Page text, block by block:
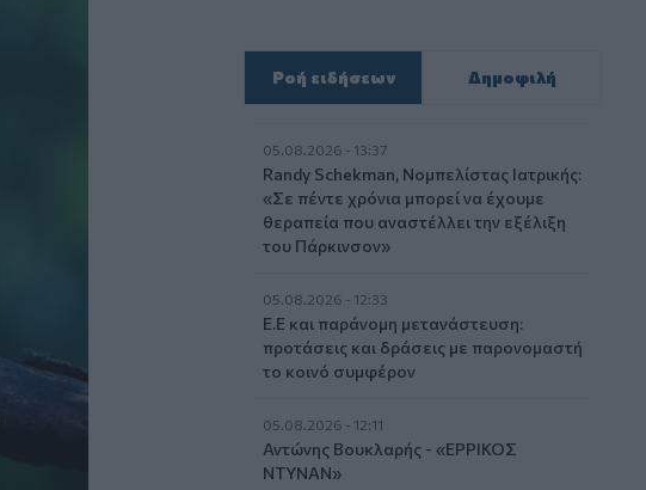
Ροή ειδήσεων Δημοφιλή
05.08.2026 - 13:37
Randy Schekman, Νομπελίστας Ιατρικής:
«Σε πέντε χρόνια μπορεί να έχουμε
θεραπεία που αναστέλλει την εξέλιξη
του Πάρκινσον»
05.08.2026 - 12:33
Ε.Ε και παράνομη μετανάστευση:
προτάσεις και δράσεις με παρονομαστή
το κοινό συμφέρον
05.08.2026 - 12:11
Αντώνης Βουκλαρής - «ΕΡΡΙΚΟΣ
ΝΤΥΝΑΝ»